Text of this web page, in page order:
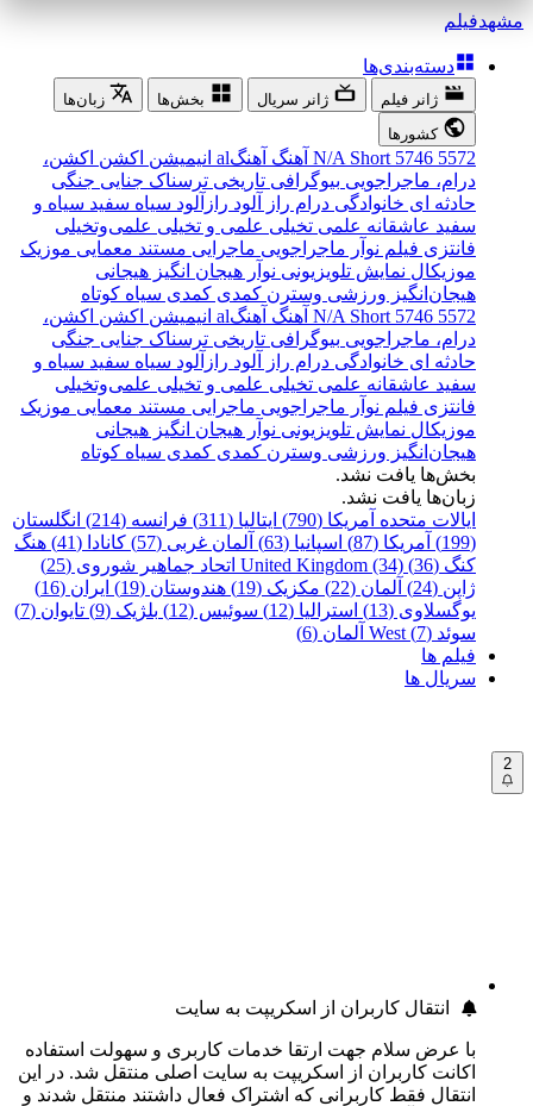
مشهدفیلم
دسته‌بندی‌ها
ژانر فیلم ژانر سریال بخش‌ها
زبان‌ها
کشورها
5572
5746
N/A Short آهنگ آهنگal انیمیشن اکشن اکشن،
درام، ماجراجویی بیوگرافی تاریخی ترسناک جنایی جنگی
حادثه ای خانوادگی درام راز آلود رازآلود سیاه سفید سیاه و
سفید عاشقانه علمی تخیلی علمی و تخیلی علمی‌و‌تخیلی
فانتزی فیلم نوآر ماجراجویی ماجرایی مستند معمایی موزیک
موزیکال نمایش تلویزیونی نوآر هیجان انگیز هیجانی
هیجان‌انگیز ورزشی وسترن کمدی کمدی سیاه کوتاه
5572
5746
N/A Short آهنگ آهنگal انیمیشن اکشن اکشن،
درام، ماجراجویی بیوگرافی تاریخی ترسناک جنایی جنگی
حادثه ای خانوادگی درام راز آلود رازآلود سیاه سفید سیاه و
سفید عاشقانه علمی تخیلی علمی و تخیلی علمی‌و‌تخیلی
فانتزی فیلم نوآر ماجراجویی ماجرایی مستند معمایی موزیک
موزیکال نمایش تلویزیونی نوآر هیجان انگیز هیجانی
هیجان‌انگیز ورزشی وسترن کمدی کمدی سیاه کوتاه
بخش‌ها یافت نشد.
زبان‌ها یافت نشد.
ایالات متحده آمریکا (790)
ایتالیا (311) فرانسه (214)
انگلستان
(199)
آمریکا (87) اسپانیا (63) آلمان غربی (57) کانادا (41)
هنگ
کنگ (36)
United Kingdom (34) اتحاد جماهیر شوروی (25)
ژاپن (24)
آلمان (22) مکزیک (19) هندوستان (19)
ایران (16)
یوگسلاوی (13)
استرالیا (12) سوئیس (12) بلژیک (9)
تایوان (7)
سوئد (7)
West آلمان (6)
فیلم ها
سریال ها
2
انتقال کاربران از اسکریپت به سایت
با عرض سلام جهت ارتقا خدمات کاربری و سهولت استفاده
اکانت کاربران از اسکریپت به سایت اصلی منتقل شد. در این
انتقال فقط کاربرانی که اشتراک فعال داشتند منتقل شدند و